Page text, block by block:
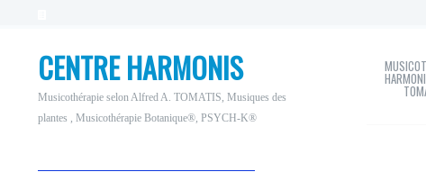
CENTRE HARMONIS
Musicothérapie selon Alfred A. TOMATIS, Musiques des
plantes , Musicothérapie Botanique®, PSYCH-K®